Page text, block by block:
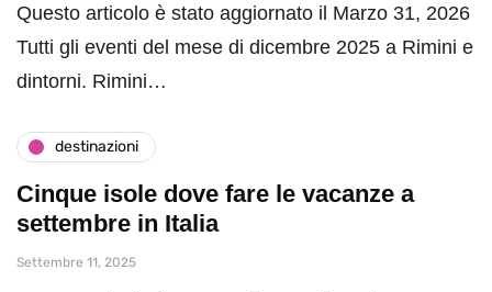
Questo articolo è stato aggiornato il Marzo 31, 2026
Tutti gli eventi del mese di dicembre 2025 a Rimini e
dintorni. Rimini…
destinazioni
Cinque isole dove fare le vacanze a
settembre in Italia
Settembre 11, 2025